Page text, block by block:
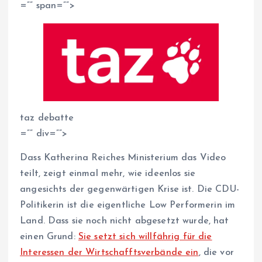
=”” span=””>
taz debatte
=”” div=””>
Dass Katherina Reiches Ministerium das Video
teilt, zeigt einmal mehr, wie ideenlos sie
angesichts der gegenwärtigen Krise ist. Die CDU-
Politikerin ist die eigentliche Low Performerin im
Land. Dass sie noch nicht abgesetzt wurde, hat
einen Grund: Sie setzt sich willfährig für die
Interessen der Wirtschafftsverbände ein, die vor